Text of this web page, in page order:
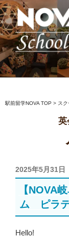
コ
ン
テ
ン
ツ
へ
ス
ッ
駅前留学
英会話スクール・
駅前留学NOVA TOP > ス
英
投
稿
2025年5月31日
【NOVA
ム ピラテ
Hello!